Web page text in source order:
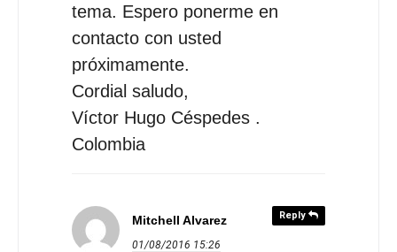
tema. Espero ponerme en
contacto con usted
próximamente.
Cordial saludo,
Víctor Hugo Céspedes .
Colombia
Reply
Mitchell Alvarez
01/08/2016 15:26